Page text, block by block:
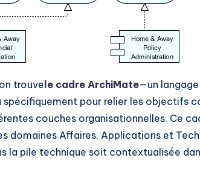
trouve le cadre ArchiMate—un
pour relier les objectifs
couches organisationnelles. Ce
domaines Affaires, Applications et
la pile technique soit contextualisée